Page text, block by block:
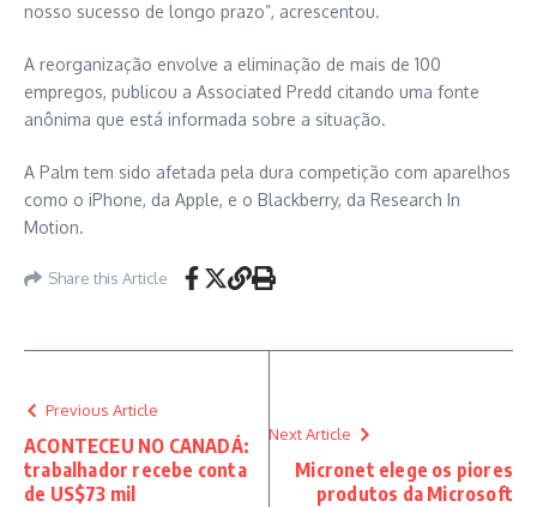
nosso sucesso de longo prazo”, acrescentou.
A reorganização envolve a eliminação de mais de 100
empregos, publicou a Associated Predd citando uma fonte
anônima que está informada sobre a situação.
A Palm tem sido afetada pela dura competição com aparelhos
como o iPhone, da Apple, e o Blackberry, da Research In
Motion.
Share this Article
Previous Article
ACONTECEU NO CANADÁ:
trabalhador recebe conta
de US$73 mil
Next Article
Micronet elege os piores
produtos da Microsoft